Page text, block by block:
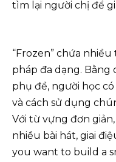
tìm lại người chị để
“Frozen” chứa
pháp đa dạng. Bằng
phụ đề, người học
và cách sử dụng
Với từ vựng đơn
nhiều bài hát, giai
you want to build a